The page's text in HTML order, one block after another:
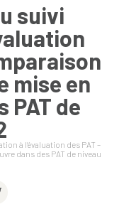
suivi
mise en
PAT de
à l’évaluation des PAT –
dans des PAT de niveau